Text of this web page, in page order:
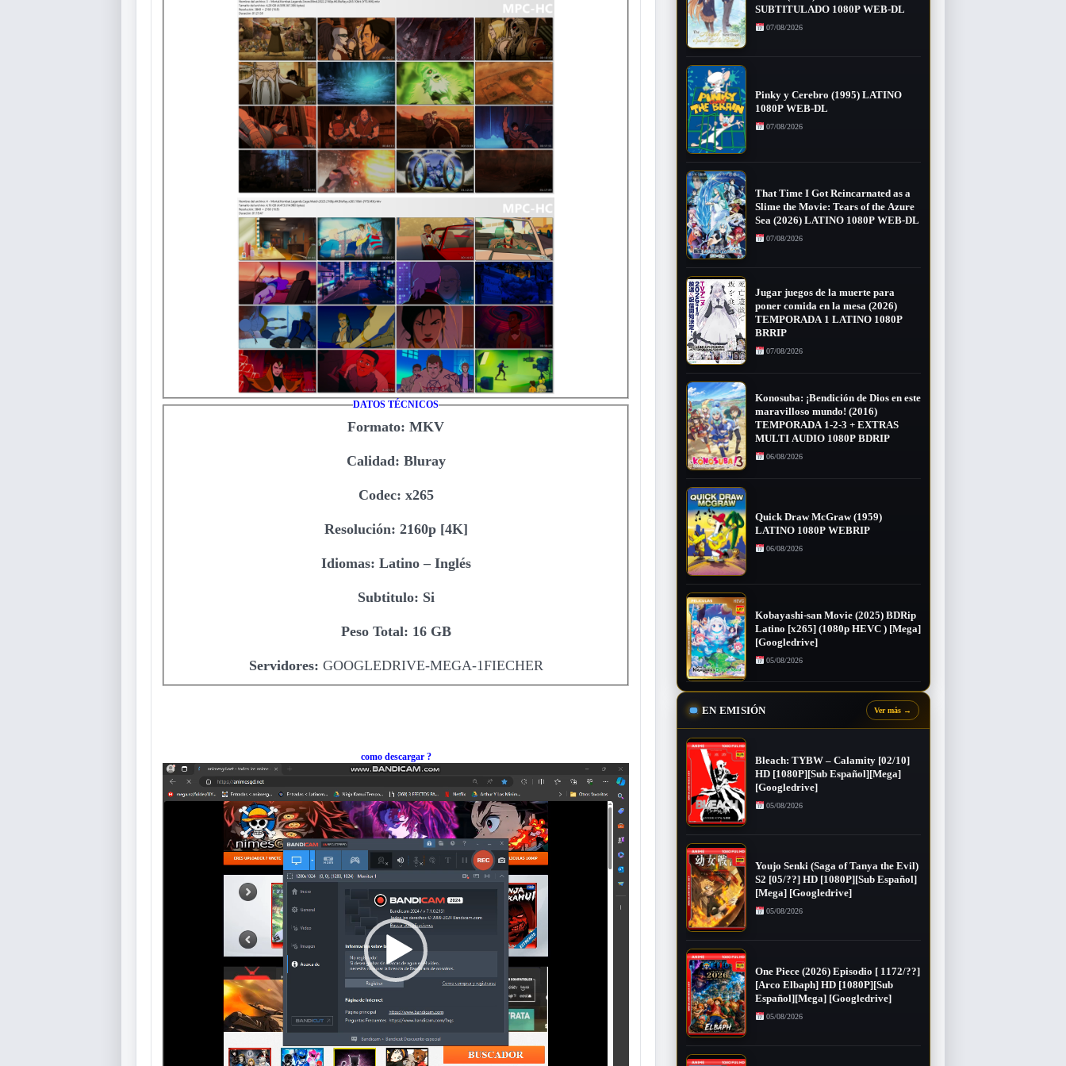
DATOS TÉCNICOS
Formato: MKV
Calidad: Bluray
Codec: x265
Resolución: 2160p [4K]
Idiomas: Latino – Inglés
Subtitulo: Si
Peso Total: 16 GB
Servidores: GOOGLEDRIVE-MEGA-1FIECHER
como descargar ?
Reproductor
vídeo
SUBTITULADO 1080P WEB-DL
07/08/2026
Pinky y Cerebro (1995) LATINO
1080P WEB-DL
07/08/2026
That Time I Got Reincarnated as a
Slime the Movie: Tears of the Azure
Sea (2026) LATINO 1080P WEB-DL
07/08/2026
Jugar juegos de la muerte para
poner comida en la mesa (2026)
TEMPORADA 1 LATINO 1080P
BRRIP
07/08/2026
Konosuba: ¡Bendición de Dios en este
maravilloso mundo! (2016)
TEMPORADA 1-2-3 + EXTRAS
MULTI AUDIO 1080P BDRIP
06/08/2026
Quick Draw McGraw (1959)
LATINO 1080P WEBRIP
06/08/2026
Kobayashi-san Movie (2025) BDRip
Latino [x265] (1080p HEVC ) [Mega]
[Googledrive]
05/08/2026
EN EMISIÓN Ver más →
Bleach: TYBW – Calamity [02/10]
HD [1080P][Sub Español][Mega]
[Googledrive]
05/08/2026
Youjo Senki (Saga of Tanya the Evil)
S2 [05/??] HD [1080P][Sub Español]
[Mega] [Googledrive]
05/08/2026
One Piece (2026) Episodio [ 1172/??]
[Arco Elbaph] HD [1080P][Sub
Español][Mega] [Googledrive]
05/08/2026